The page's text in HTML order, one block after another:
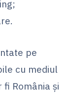
pe
cu mediul
România și